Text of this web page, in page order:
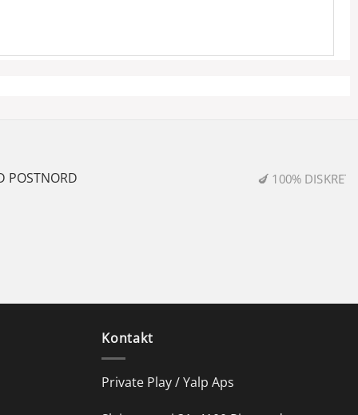
DISKRETION & SIKKER HANDEL
Kontakt
Private Play / Yalp Aps